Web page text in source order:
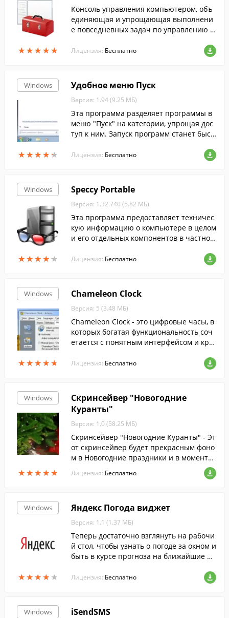
★★★★★
★★★★★
Консоль управления компьютером, объ
единяющая и упрощающая выполнени
е повседневных задач по управлению с
общие средства навигации, меню, пане
Лицензия: Бесплатно
Windows
★★★★★
★★★★★
Удобное меню Пуск
Версия: 1.94 (9.25 МБ)
Эта программа разделяет программы в
меню "Пуск" на категории, упрощая дос
туп к ним. Запуск программ станет быст
осто кликнуть по папке с ее названием.
Лицензия: Бесплатно
Windows
★★★★★
★★★★★
Speccy Portable
Версия: 1.32.740 (5.82 МБ)
Эта программа предоставляет техничес
кую информацию о компьютере в целом
и его отдельных компонентов в частнос
Лицензия: Бесплатно
Windows
★★★★★
★★★★★
Chameleon Clock
Версия: 5 (3.48 МБ)
Chameleon Clock - это цифровые часы, в
которых богатая функциональность соч
етается с понятным интерфейсом и кра
Лицензия: Бесплатно
Windows
★★★★★
★★★★★
Скринсейвер "Новогодние
Куранты"
Версия: 1.0 (58.25 МБ)
Скринсейвер "Новогодние Куранты" - Эт
от скринсейвер будет прекрасным фоно
м в Новогодние праздники и в моменты,
когда хочется ощутить атмосферу волше
бной русской зимы.
Лицензия: Бесплатно
Windows
★★★★ ★
★★★★ ★
Яндекс Погода виджет
Версия: 1.1 (1.37 МБ)
Теперь достаточно взглянуть на рабочи
й стол, чтобы узнать о погоде за окном и
быть в курсе прогноза на ближайшие дн
Лицензия: Бесплатно
Windows iSendSMS